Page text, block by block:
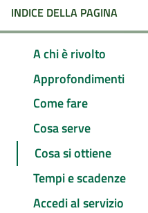
INDICE DELLA PAGINA
A chi è rivolto
Approfondimenti
Come fare
Cosa serve
Cosa si ottiene
Tempi e scadenze
Accedi al servizio